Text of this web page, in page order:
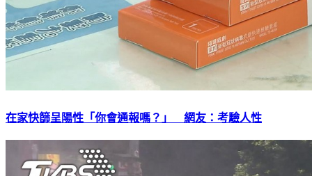
在家快篩呈陽性「你會通報嗎？」 網友：考驗人性